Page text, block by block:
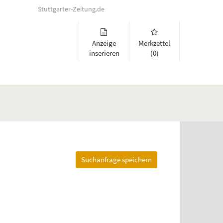
Stuttgarter-Zeitung.de
Anzeige
inserieren
Merkzettel
(0)
und Links zu öffnen. Mit Pfeil rechts klappen Sie auf, mit
Suchanfrage speichern